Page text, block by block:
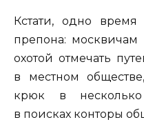
Кстати, одно
препона:
охотой отмечать
в местном
крюк в несколько
в поисках конторы